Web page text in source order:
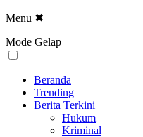
Menu ✖
Mode Gelap
Beranda
Trending
Berita Terkini
Hukum
Kriminal